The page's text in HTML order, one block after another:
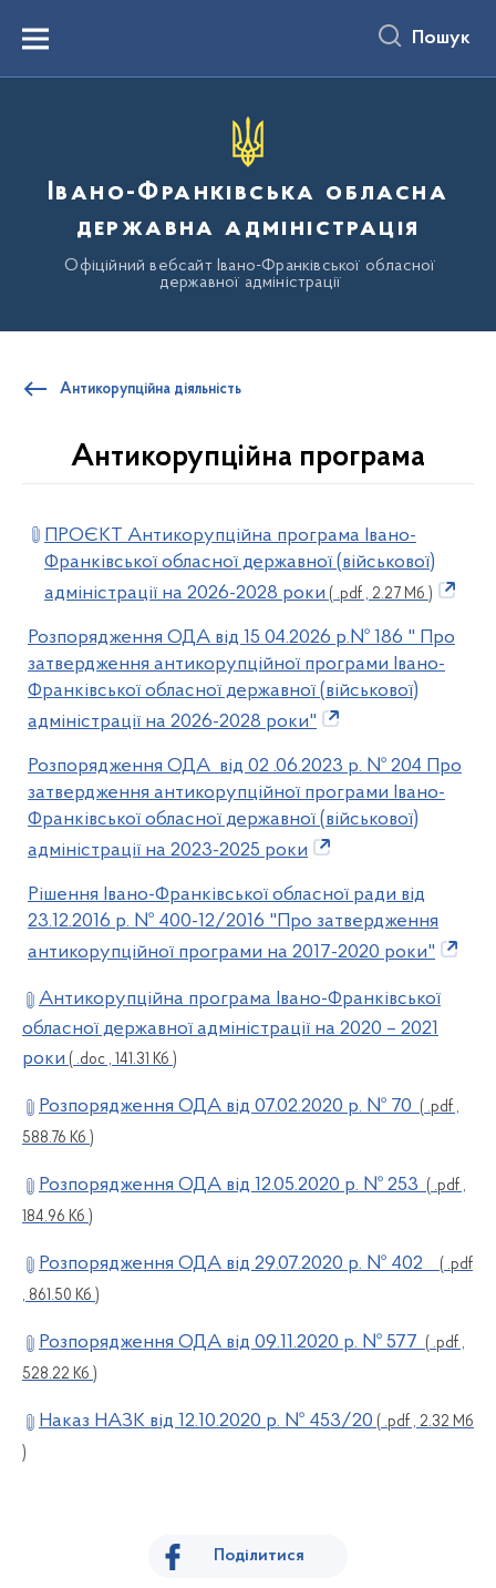
вмістуMenu Пошук
Івано-Франківська обласна
державна адміністрація
Офіційний вебсайт Івано-Франківської обласної
державної адміністрації
Антикорупційна діяльність
Антикорупційна програма
ПРОЄКТ Антикорупційна програма Івано-
Франківської обласної державної (військової)
адміністрації на 2026-2028 роки ( .pdf , 2.27 Мб )
Розпорядження ОДА від 15 04.2026 р.№ 186 " Про
затвердження антикорупційної програми Івано-
Франківської обласної державної (військової)
адміністрації на 2026-2028 роки"
Розпорядження ОДА від 02 .06.2023 р. № 204 Про
затвердження антикорупційної програми Івано-
Франківської обласної державної (військової)
адміністрації на 2023-2025 роки
Рішення Івано-Франківської обласної ради від
23.12.2016 р. № 400-12/2016 "Про затвердження
антикорупційної програми на 2017-2020 роки"
Антикорупційна програма Івано-Франківської
обласної державної адміністрації на 2020 – 2021
роки ( .doc , 141.31 Кб )
Розпорядження ОДА від 07.02.2020 р. № 70 ( .pdf ,
588.76 Кб )
Розпорядження ОДА від 12.05.2020 р. № 253 ( .pdf ,
184.96 Кб )
Розпорядження ОДА від 29.07.2020 р. № 402
( .pdf
, 861.50 Кб )
Розпорядження ОДА від 09.11.2020 р. № 577 ( .pdf ,
528.22 Кб )
Наказ НАЗК від 12.10.2020 р. № 453/20 ( .pdf , 2.32 Мб
)
Поділитися